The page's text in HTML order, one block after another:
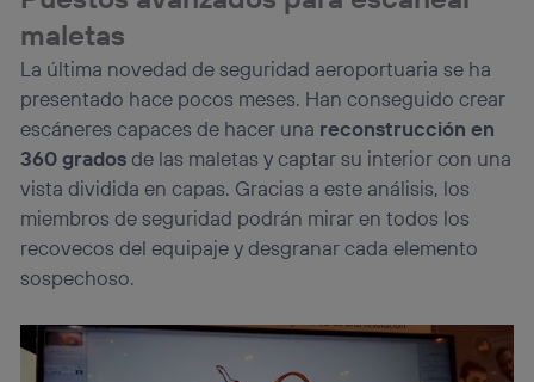
maletas
La última novedad de seguridad aeroportuaria se ha
presentado hace pocos meses. Han conseguido crear
escáneres capaces de hacer una reconstrucción en
360 gradosde las maletas y captar su interior con una
vista dividida en capas. Gracias a este análisis, los
miembros de seguridad podrán mirar en todos los
recovecos del equipaje y desgranar cada elemento
sospechoso.
“Administrar Utiq” en la parte inferior de esta página web o
visitando el
(“consenthub”)
la política de privacidad de Utiq.